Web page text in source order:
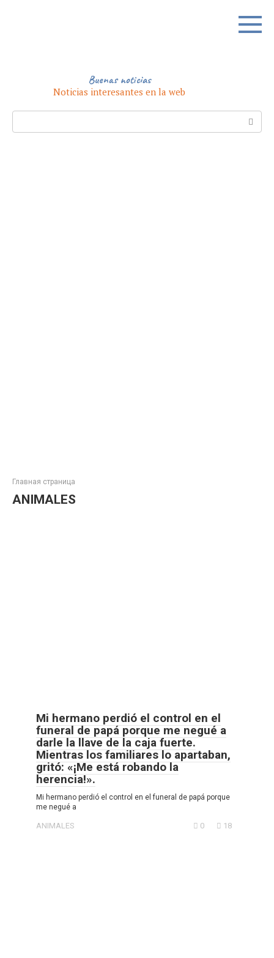
Buenas noticias
Noticias interesantes en la web
Главная страница
ANIMALES
Mi hermano perdió el control en el
funeral de papá porque me negué a
darle la llave de la caja fuerte.
Mientras los familiares lo apartaban,
gritó: «¡Me está robando la
herencia!».
Mi hermano perdió el control en el funeral de papá porque
me negué a
ANIMALES 0 18